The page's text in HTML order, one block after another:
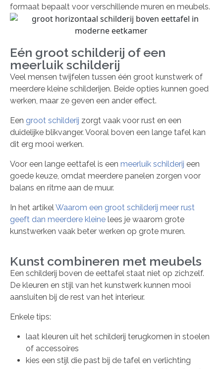
formaat bepaalt voor verschillende muren en meubels.
Eén groot schilderij of een
meerluik schilderij
Veel mensen twijfelen tussen één groot kunstwerk of
meerdere kleine schilderijen. Beide opties kunnen goed
werken, maar ze geven een ander effect.
Een groot schilderij zorgt vaak voor rust en een
duidelijke blikvanger. Vooral boven een lange tafel kan
dit erg mooi werken.
Voor een lange eettafel is een meerluik schilderij een
goede keuze, omdat meerdere panelen zorgen voor
balans en ritme aan de muur.
In het artikel Waarom een groot schilderij meer rust
geeft dan meerdere kleine lees je waarom grote
kunstwerken vaak beter werken op grote muren.
Kunst combineren met meubels
Een schilderij boven de eettafel staat niet op zichzelf.
De kleuren en stijl van het kunstwerk kunnen mooi
aansluiten bij de rest van het interieur.
Enkele tips:
laat kleuren uit het schilderij terugkomen in stoelen
of accessoires
kies een stijl die past bij de tafel en verlichting